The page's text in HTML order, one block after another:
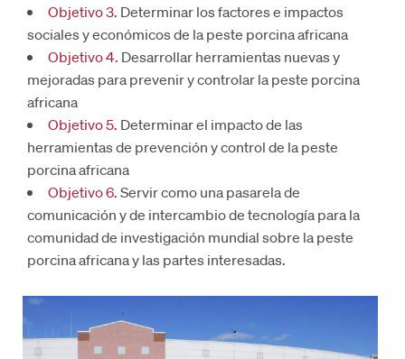
Objetivo 3. Determinar los factores e impactos
sociales y económicos de la peste porcina africana
Objetivo 4. Desarrollar herramientas nuevas y
mejoradas para prevenir y controlar la peste porcina
africana
Objetivo 5. Determinar el impacto de las
herramientas de prevención y control de la peste
porcina africana
Objetivo 6.Servir como una pasarela de
comunicación y de intercambio de tecnología para la
comunidad de investigación mundial sobre la peste
porcina africana y las partes interesadas.